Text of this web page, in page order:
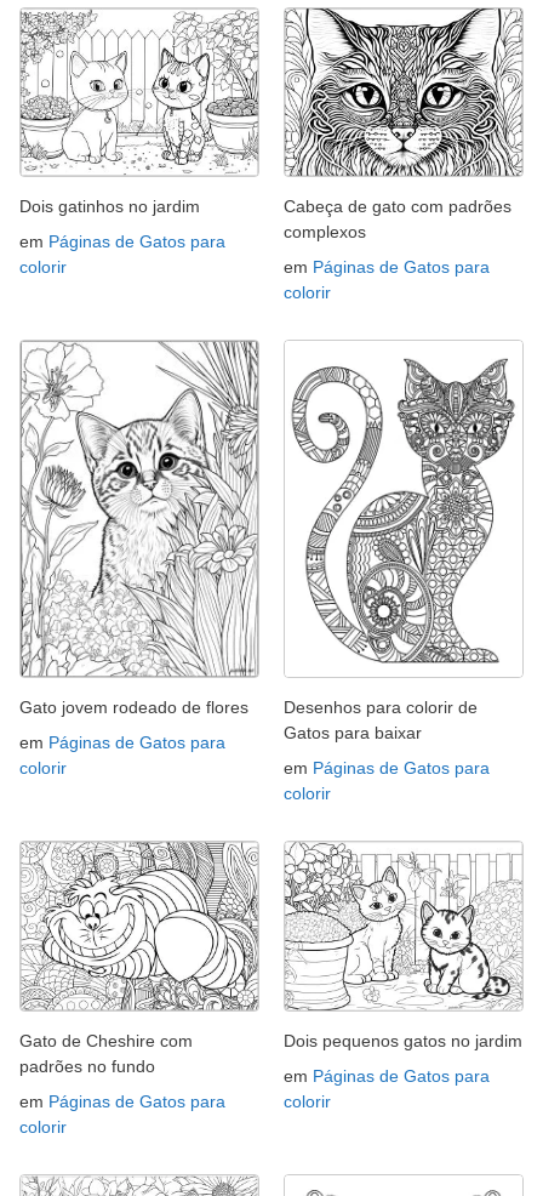
Dois gatinhos no jardim
em Páginas de Gatos para
colorir
Cabeça de gato com padrões
complexos
em Páginas de Gatos para
colorir
Gato jovem rodeado de flores
em Páginas de Gatos para
colorir
Desenhos para colorir de
Gatos para baixar
em Páginas de Gatos para
colorir
Gato de Cheshire com
padrões no fundo
em Páginas de Gatos para
colorir
Dois pequenos gatos no jardim
em Páginas de Gatos para
colorir